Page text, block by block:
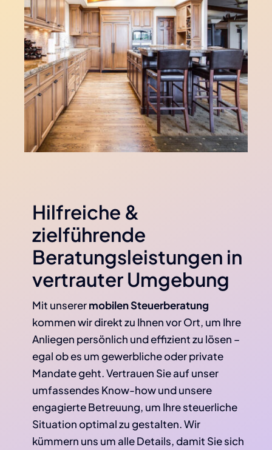
Hilfreiche &
zielführende
Beratungs­leistungen in
vertrauter Umgebung
Mit unserermobilen Steuerberatung
kommen wir direkt zu Ihnen vor Ort, um Ihre
Anliegen persönlich und effizient zu lösen –
egal ob es um gewerbliche oder private
Mandate geht. Vertrauen Sie auf unser
umfassendes Know-how und unsere
engagierte Betreuung, um Ihre steuerliche
Situation optimal zu gestalten. Wir
kümmern uns um alle Details, damit Sie sich